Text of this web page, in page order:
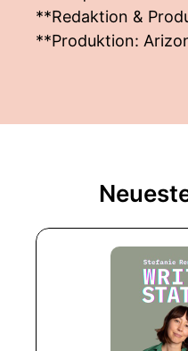
**Redaktion &
**Produktion: